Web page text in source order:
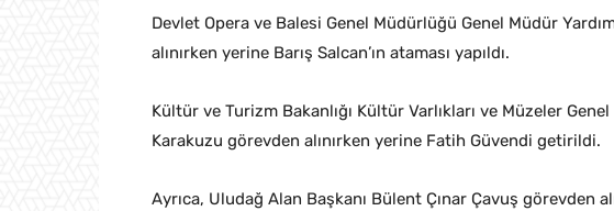
Devlet Opera ve Balesi Genel Müdürlüğü Genel Müdür
alınırken yerine Barış Salcan’ın ataması yapıldı.
Kültür ve Turizm Bakanlığı Kültür Varlıkları ve Müzeler
Karakuzu görevden alınırken yerine Fatih Güvendi getirildi.
Ayrıca, Uludağ Alan Başkanı Bülent Çınar Çavuş görevden